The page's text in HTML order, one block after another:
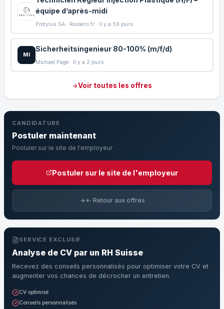
équipe d’après-midi
Protylux SA · Rossens fr · Il y a 59 jours
MI
Sicherheitsingenieur 80-100% (m/f/d)
Michael Page · Il y a 2 jours
Voir toutes les offres
CANDIDATURE
Postuler maintenant
Postuler sur le site de l'employeur
Postuler sur le site de l'employeur
← Retour aux offres
SERVICE EXCLUSIF
Analyse de CV par un RH Suisse
Recevez des conseils personnalisés pour optimiser votre CV et
augmenter vos chances de décrocher un entretien.
CV optimisé
Conseils personnalisés